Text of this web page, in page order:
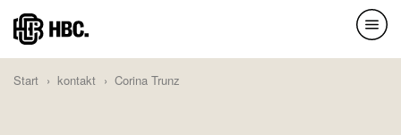
Direkt
zum
Inhalt
Start kontakt Corina Trunz